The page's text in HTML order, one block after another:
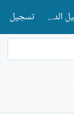
تسجيل الدخول تسجيل